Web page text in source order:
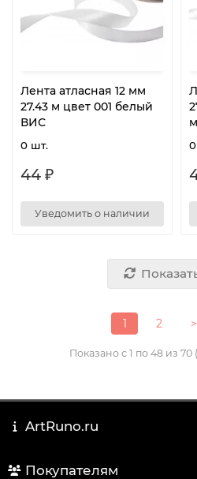
Лента атласная 12 мм
27.43 м цвет 001 белый
ВИС
0 шт.
44 ₽
Уведомить о наличии
1 2 >
Показано с 1 по 48 из 70
ArtRuno.ru
Покупателям